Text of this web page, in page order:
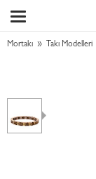
Mortakı » Takı Modelleri